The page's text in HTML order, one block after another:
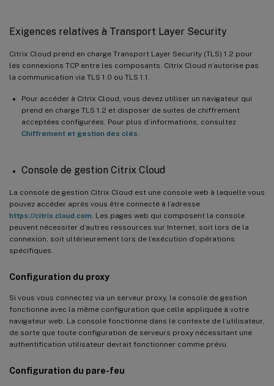
Exigences relatives à Transport Layer Security
Citrix Cloud prend en charge Transport Layer Security (TLS) 1.2 pour
les connexions TCP entre les composants. Citrix Cloud n’autorise pas
la communication via TLS 1.0 ou TLS 1.1.
Pour accéder à Citrix Cloud, vous devez utiliser un navigateur qui
prend en charge TLS 1.2 et disposer de suites de chiffrement
acceptées configurées. Pour plus d’informations, consultez
Chiffrement et gestion des clés
Console de gestion Citrix Cloud
La console de gestion Citrix Cloud est une console web à laquelle vous
pouvez accéder après vous être connecté à l’adresse
https://citrix.cloud.com . Les pages web qui composent la console
peuvent nécessiter d’autres ressources sur Internet, soit lors de la
connexion, soit ultérieurement lors de l’exécution d’opérations
spécifiques.
Configuration du proxy
Si vous vous connectez via un serveur proxy, la console de gestion
fonctionne avec la même configuration que celle appliquée à votre
navigateur web. La console fonctionne dans le contexte de l’utilisateur,
de sorte que toute configuration de serveurs proxy nécessitant une
authentification utilisateur devrait fonctionner comme prévu.
Configuration du pare-feu